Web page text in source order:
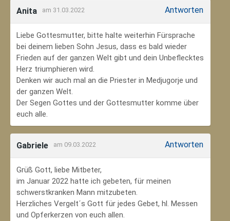
Anita am 31.03.2022 Antworten
Liebe Gottesmutter, bitte halte weiterhin Fürsprache
bei deinem lieben Sohn Jesus, dass es bald wieder
Frieden auf der ganzen Welt gibt und dein Unbeflecktes
Herz triumphieren wird.
Denken wir auch mal an die Priester in Medjugorje und
der ganzen Welt.
Der Segen Gottes und der Gottesmutter komme über
euch alle.
Gabriele am 09.03.2022 Antworten
Grüß Gott, liebe Mitbeter,
im Januar 2022 hatte ich gebeten, für meinen
schwerstkranken Mann mitzubeten.
Herzliches Vergelt´s Gott für jedes Gebet, hl. Messen
und Opferkerzen von euch allen.